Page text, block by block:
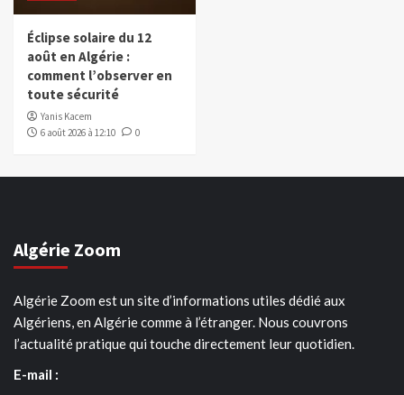
Éclipse solaire du 12
août en Algérie :
comment l’observer en
toute sécurité
Yanis Kacem
6 août 2026 à 12:10
0
Algérie Zoom
Algérie Zoom est un site d’informations utiles dédié aux
Algériens, en Algérie comme à l’étranger. Nous couvrons
l’actualité pratique qui touche directement leur quotidien.
E-mail :